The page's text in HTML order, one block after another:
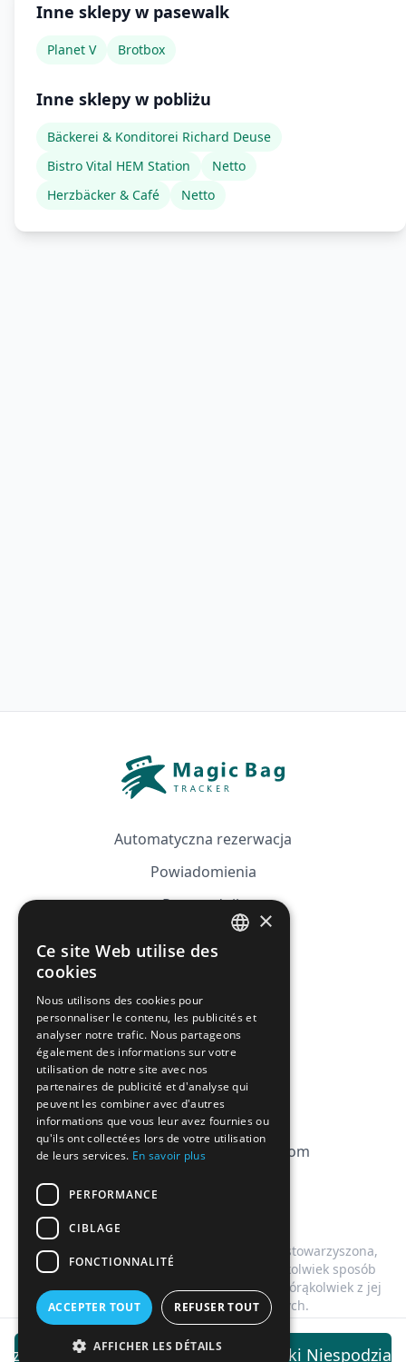
Inne sklepy w pasewalk
Planet V Brotbox
Inne sklepy w pobliżu
Bäckerei & Konditorei Richard Deuse
Bistro Vital HEM Station
Netto
Herzbäcker & Café
Netto
powiadomienia dla tego Pączki
Automatyczna rezerwacja
Powiadomienia
Przewodnik
FAQ
CGV
Polityka prywatności
Polityka plików cookie
contact@magicbagtracker.com
Ta strona internetowa nie jest powiązana, stowarzyszona,
autoryzowana, popierana przez lub w jakikolwiek sposób
oficjalnie połączona z Too Good To Go lub którąkolwiek z jej
spółek zależnych lub powiązanych.
2026Magic Bag Tracker.Wszystkie prawa zastrzeżone.
×
Ce site Web utilise des
cookies
Nous utilisons des cookies pour
personnaliser le contenu, les publicités et
analyser notre trafic. Nous partageons
également des informations sur votre
utilisation de notre site avec nos
partenaires de publicité et d'analyse qui
peuvent les combiner avec d'autres
informations que vous leur avez fournies ou
qu'ils ont collectées lors de votre utilisation
de leurs services. En savoir plus
PERFORMANCE
CIBLAGE
FONCTIONNALITÉ
ACCEPTER TOUT REFUSER TOUT
AFFICHER LES DÉTAILS